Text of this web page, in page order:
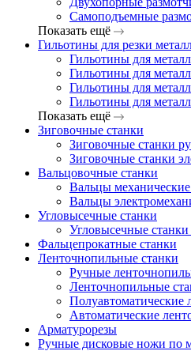
Самоподъемные
Показать ещё
Гильотины для резки
Гильотины для
Гильотины для
Гильотины для
Гильотины для
Показать ещё
Зиговочные станки
Зиговочные станки
Зиговочные станки
Вальцовочные станки
Вальцы
Вальцы
Угловысечные станки
Угловысечные
Фальцепрокатные станки
Ленточнопильные станки
Ручные
Ленточнопильные
Полуавтоматические
Автоматические
Арматурорезы
Ручные дисковые ножи по